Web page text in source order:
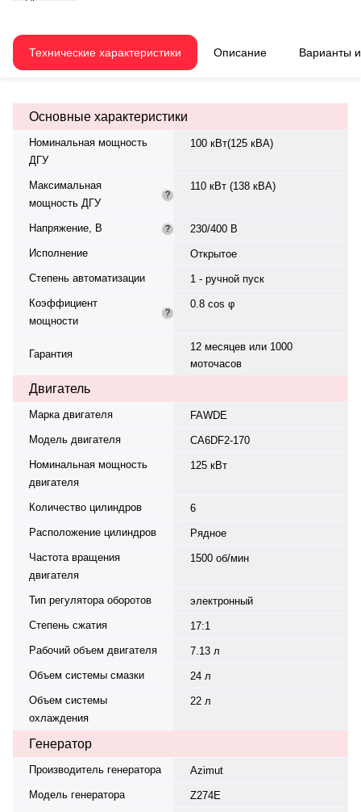
цилиндров, турбонаддув) с
Выход 230/400 В, 3 фазы, 50 Гц.
Запуск электростартером.
Произведено в России-Китае.
Габариты: 2490x750x1500 мм, вес
моточасов.
Технические характеристики Описание Варианты
Основные характеристики
Номинальная мощность
ДГУ
100 кВт(125 кВА)
Максимальная
мощность ДГУ
?
110 кВт (138 кВА)
Напряжение, В ?
230/400 В
Исполнение
Открытое
Степень автоматизации
1 - ручной пуск
Коэффициент
мощности
?
0.8 cos φ
Гарантия
12 месяцев или 1000
моточасов
Двигатель
Марка двигателя
FAWDE
Модель двигателя
CA6DF2-170
Номинальная мощность
двигателя
125 кВт
Количество цилиндров
6
Расположение цилиндров
Рядное
Частота вращения
двигателя
1500 об/мин
Тип регулятора оборотов
электронный
Степень сжатия
17:1
Рабочий объем двигателя
7.13 л
Объем системы смазки
24 л
Объем системы
охлаждения
22 л
Генератор
Производитель генератора
Azimut
Модель генератора
Z274E